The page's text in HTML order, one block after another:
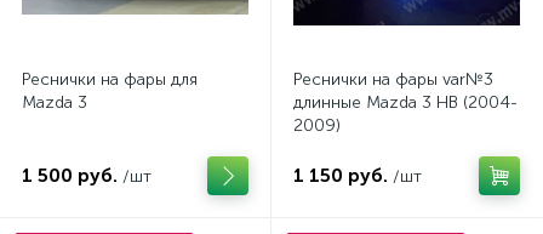
Реснички на фары для
Mazda 3
1 500 руб. /шт
Реснички на фары var№3
длинные Mazda 3 HB (2004-
2009)
1 150 руб. /шт